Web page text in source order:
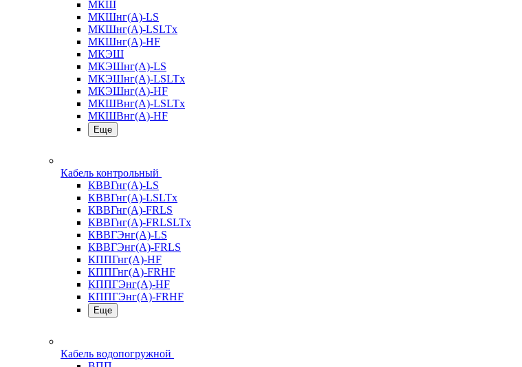
МКШ
МКШнг(А)-LS
МКШнг(А)-LSLTx
МКШнг(А)-HF
МКЭШ
МКЭШнг(А)-LS
МКЭШнг(А)-LSLTx
МКЭШнг(А)-HF
МКШВнг(A)-LSLTx
МКШВнг(А)-HF
Еще
Кабель контрольный
КВВГнг(А)-LS
КВВГнг(А)-LSLTx
КВВГнг(А)-FRLS
КВВГнг(А)-FRLSLTx
КВВГЭнг(А)-LS
КВВГЭнг(А)-FRLS
КППГнг(А)-HF
КППГнг(А)-FRHF
КППГЭнг(А)-HF
КППГЭнг(А)-FRHF
Еще
Кабель водопогружной